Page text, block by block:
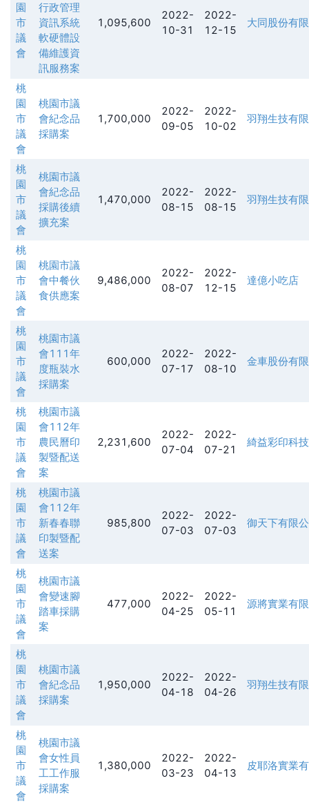
園
市
議
會
行政管理
資訊系統
軟硬體設
備維護資
訊服務案
1,095,600
2022-
10-31
2022-
12-15
大同股份有
桃
園
市
議
會
桃園市議
會紀念品
採購案
1,700,000
2022-
09-05
2022-
10-02
羽翔生技有
桃
園
市
議
會
桃園市議
會紀念品
採購後續
擴充案
1,470,000
2022-
08-15
2022-
08-15
羽翔生技有
桃
園
市
議
會
桃園市議
會中餐伙
食供應案
9,486,000
2022-
08-07
2022-
12-15
達億小吃店
桃
園
市
議
會
桃園市議
會111年
度瓶裝水
採購案
600,000
2022-
07-17
2022-
08-10
金車股份有
桃
園
市
議
會
桃園市議
會112年
農民曆印
製暨配送
案
2,231,600
2022-
07-04
2022-
07-21
綺益彩印科
桃
園
市
議
會
桃園市議
會112年
新春春聯
印製暨配
送案
985,800
2022-
07-03
2022-
07-03
御天下有限
桃
園
市
議
會
桃園市議
會變速腳
踏車採購
案
477,000
2022-
04-25
2022-
05-11
源將實業有
桃
園
市
議
會
桃園市議
會紀念品
採購案
1,950,000
2022-
04-18
2022-
04-26
羽翔生技有
桃
園
市
議
會
桃園市議
會女性員
工工作服
採購案
1,380,000
2022-
03-23
2022-
04-13
皮耶洛實業